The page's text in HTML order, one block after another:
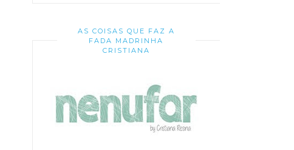
AS COISAS QUE FAZ A
FADA MADRINHA
CRISTIANA